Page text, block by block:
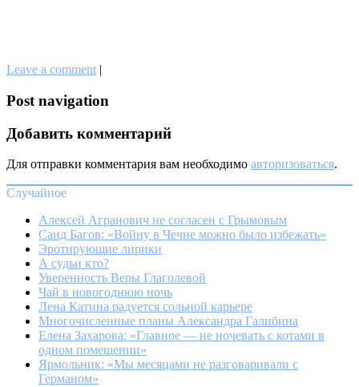
Leave a comment |
Post navigation
Добавить комментарий
Для отправки комментария вам необходимо авторизоваться.
Случайное
Алексей Агранович не согласен с Грымовым
Саид Багов: «Войну в Чечне можно было избежать»
Эротирующие лирики
А судьи кто?
Уверенность Веры Глаголевой
Чай в новогоднюю ночь
Лена Катина радуется сольной карьере
Многочисленные планы Александра Галибина
Елена Захарова: «Главное — не ночевать с котами в
одном помещении»
Ярмольник: «Мы месяцами не разговаривали с
Германом»